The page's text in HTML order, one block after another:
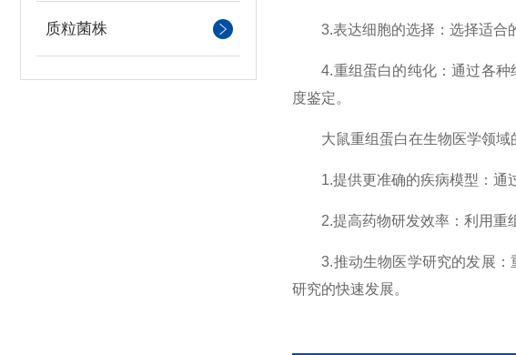
质粒菌株 3.表达细胞的选择：选择适合的
4.重组蛋白的纯化：通过各种
度鉴定。
大鼠重组蛋白在生物医学领域
1.提供更准确的疾病模型：通过
2.提高药物研发效率：利用重组
3.推动生物医学研究的发展：重
研究的快速发展。